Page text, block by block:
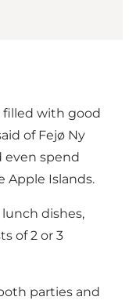
filled with good
of Fejø Ny
even spend
Islands.
dishes,
of 2 or 3
parties and